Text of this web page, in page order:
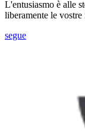
L'entusiasmo è alle
liberamente le
segue